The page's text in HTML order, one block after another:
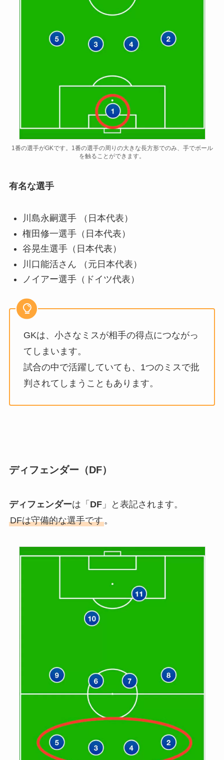
1番の選手がGKです。1番の選手の周りの大きな長方形でのみ、手でボール
を触ることができます。
有名な選手
川島永嗣選手 （日本代表）
権田修一選手（日本代表）
谷晃生選手（日本代表）
川口能活さん （元日本代表）
ノイアー選手（ドイツ代表）
GKは、小さなミスが相手の得点につながっ
てしまいます。
試合の中で活躍していても、1つのミスで批
判されてしまうこともあります。
ディフェンダー（DF）
ディフェンダーは「 DF」と表記されます。
DFは守備的な選手です。